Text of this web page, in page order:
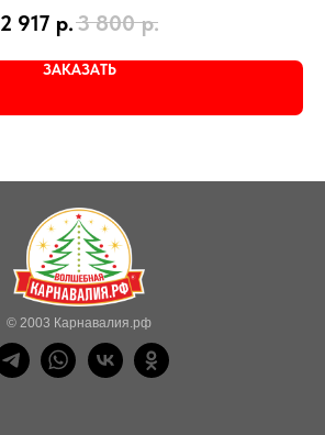
2 917 р.3 800 р.
ЗАКАЗАТЬ
© 2003 Карнавалия.рф